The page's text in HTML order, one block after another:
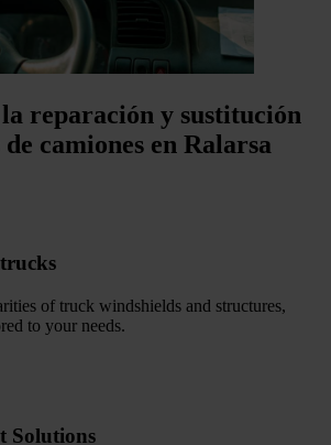
reparación y sustitución
camiones en Ralarsa
of truck windshields and structures,
to your needs.
Solutions